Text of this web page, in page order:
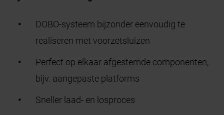
DOBO-systeem bijzonder eenvoudig te
realiseren met voorzetsluizen
Perfect op elkaar afgestemde componenten,
bijv. aangepaste platforms
Sneller laad- en losproces